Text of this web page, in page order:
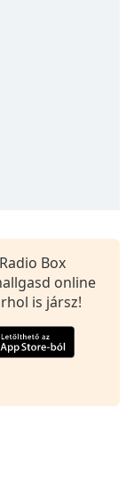
Box
online
is jársz!